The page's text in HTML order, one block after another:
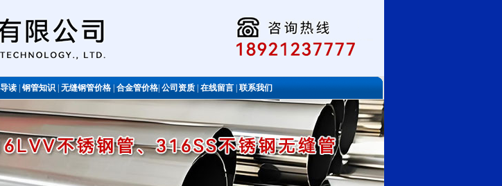
读钢管知识无缝钢管价格合金管价格公司资质在线留言|联系我们